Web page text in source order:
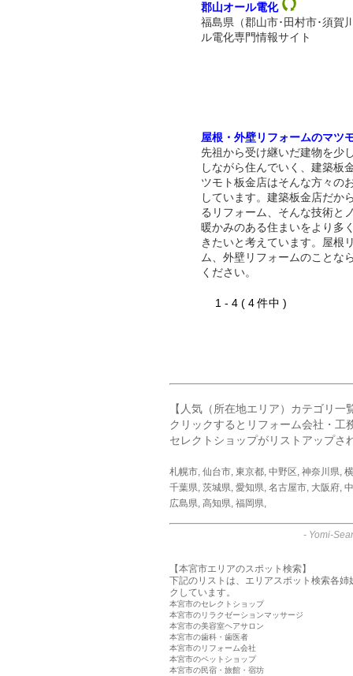
郡山オール電化
福島県（郡山市･田村市･須賀
ル電化専門情報サイト
屋根・外壁リフォームのマツ
先祖から受け継いだ建物を少
しながら住んでいく、建築板
ツモト板金店はそんな方々の
しています。建築板金店だか
るリフォーム、そんな技術と
暖かみのある住まいをより多
きたいと考えています。屋根
ム、外壁リフォームのことな
ください。
1 - 4 ( 4 件中 )
【人気（所在地エリア）カテゴリ一
クリックするとリフォーム会社・工
セレクトショップがリストアップさ
札幌市, 仙台市, 東京都, 中野区, 神奈川県,
千葉県, 茨城県, 愛知県, 名古屋市, 大阪府,
広島県, 高知県, 福岡県,
- Yomi-
【本宮市エリアのスポット検索】
下記のリストは、エリアスポット検索各
クしています。
本宮市のセレクトショップ
本宮市のリラクゼーションマッサージ
本宮市の美容室ヘアサロン
本宮市の歯科・歯医者
本宮市のリフォーム会社
本宮市のペットショップ
本宮市の民宿・旅館・宿坊